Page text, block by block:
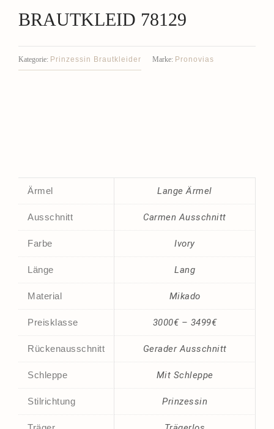
BRAUTKLEID 78129
Kategorie: Prinzessin Brautkleider Marke: Pronovias
Ärmel Lange Ärmel
Ausschnitt Carmen Ausschnitt
Farbe Ivory
Länge Lang
Material Mikado
Preisklasse 3000€ – 3499€
Rückenausschnitt Gerader Ausschnitt
Schleppe Mit Schleppe
Stilrichtung Prinzessin